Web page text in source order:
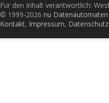
Für den Inhalt verantwortlich:
© 1999-2026 nu
Kontakt, Impressum, Datenschutz